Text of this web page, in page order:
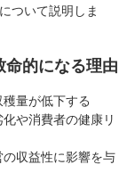
ついて説明しま
的になる理由
量が低下する
や消費者の健康リ
収益性に影響を与